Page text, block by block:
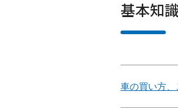
基本知
車の買い方、